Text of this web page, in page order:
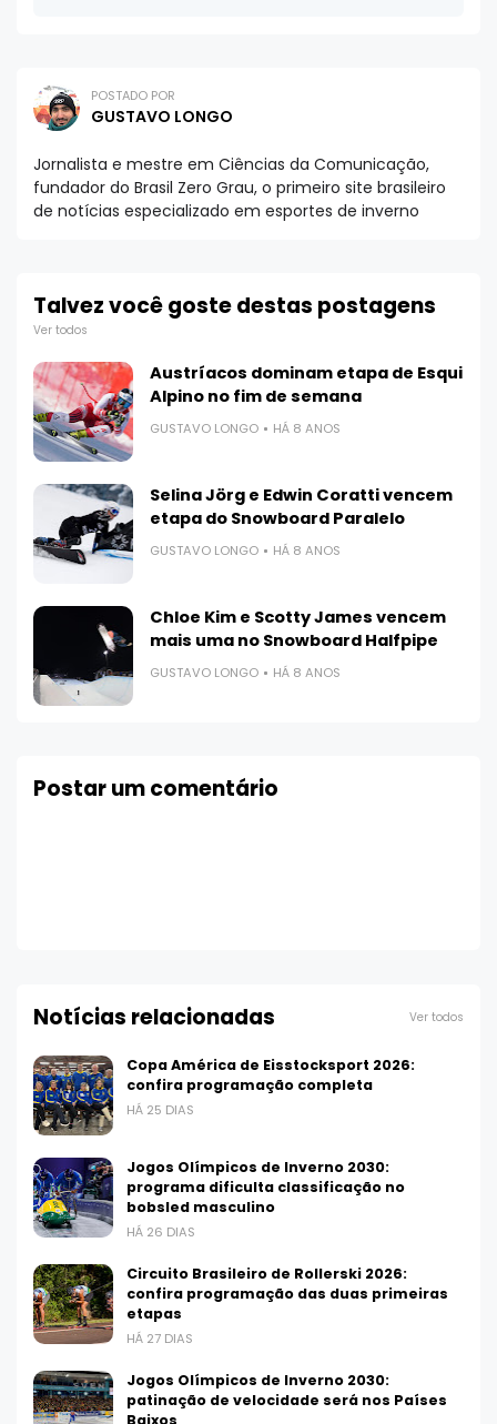
POSTADO POR
GUSTAVO LONGO
Jornalista e mestre em Ciências da Comunicação,
fundador do Brasil Zero Grau, o primeiro site brasileiro
de notícias especializado em esportes de inverno
Talvez você goste destas postagens
Ver todos
Austríacos dominam etapa de Esqui
Alpino no fim de semana
GUSTAVO LONGO HÁ 8 ANOS
Selina Jörg e Edwin Coratti vencem
etapa do Snowboard Paralelo
GUSTAVO LONGO HÁ 8 ANOS
Chloe Kim e Scotty James vencem
mais uma no Snowboard Halfpipe
GUSTAVO LONGO HÁ 8 ANOS
Postar um comentário
Notícias relacionadas Ver todos
Copa América de Eisstocksport 2026:
confira programação completa
HÁ 25 DIAS
Jogos Olímpicos de Inverno 2030:
programa dificulta classificação no
bobsled masculino
HÁ 26 DIAS
Circuito Brasileiro de Rollerski 2026:
confira programação das duas primeiras
etapas
HÁ 27 DIAS
Jogos Olímpicos de Inverno 2030:
patinação de velocidade será nos Países
Baixos